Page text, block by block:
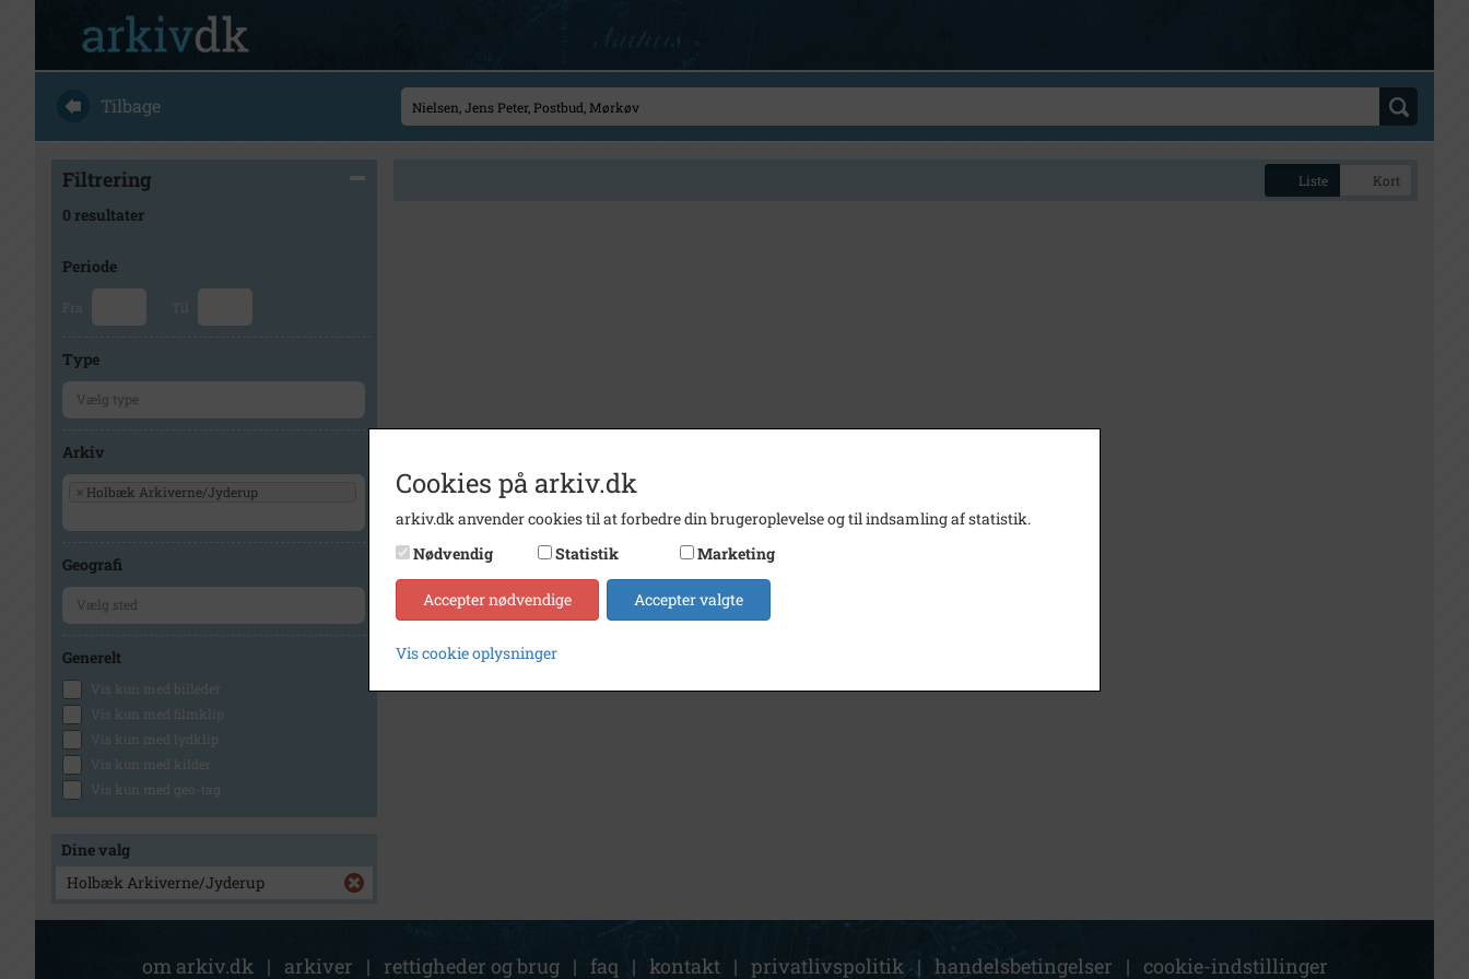
Tilbage
Filtrering
0 resultater
Periode
Fra Til
Type
Arkiv
× Holbæk Arkiverne/Jyderup
Geografi
Generelt
Vis kun med billeder
Vis kun med filmklip
Vis kun med lydklip
Vis kun med kilder
Vis kun med geo-tag
Dine valg
Holbæk Arkiverne/Jyderup
Liste Kort
om arkiv.dk | arkiver | rettigheder og brug | faq | kontakt | privatlivspolitik | handelsbetingelser | cookie-indstillinger
Cookies på arkiv.dk
arkiv.dk anvender cookies til at forbedre din brugeroplevelse og til indsamling af statistik.
Nødvendig
Statistik Marketing
Accepter nødvendige Accepter valgte
Vis cookie oplysninger